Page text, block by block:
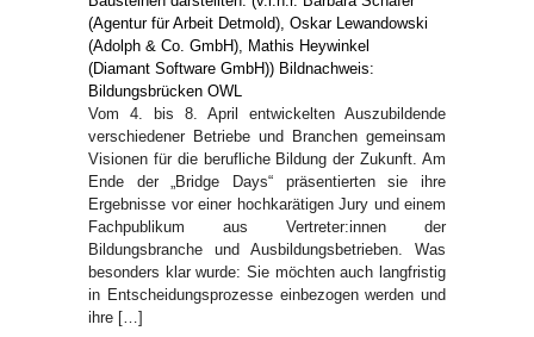
Vom 4. bis 8. April entwickelten Auszubildende
verschiedener Betriebe und Branchen gemeinsam
Visionen für die berufliche Bildung der Zukunft. Am
Ende der „Bridge Days“ präsentierten sie ihre
Ergebnisse vor einer hochkarätigen Jury und einem
Fachpublikum aus Vertreter:innen der
Bildungsbranche und Ausbildungsbetrieben. Was
besonders klar wurde: Sie möchten auch langfristig
in Entscheidungsprozesse einbezogen werden und
ihre […]